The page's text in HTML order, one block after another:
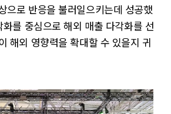
으로 반응을 불러일으키는데 성공했
화를 중심으로 해외 매출 다각화를 선
해외 영향력을 확대할 수 있을지 귀